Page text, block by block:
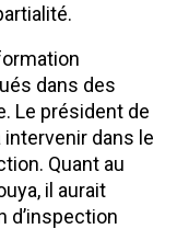
dans des
Le président de
intervenir dans le
Quant au
il aurait
d’inspection